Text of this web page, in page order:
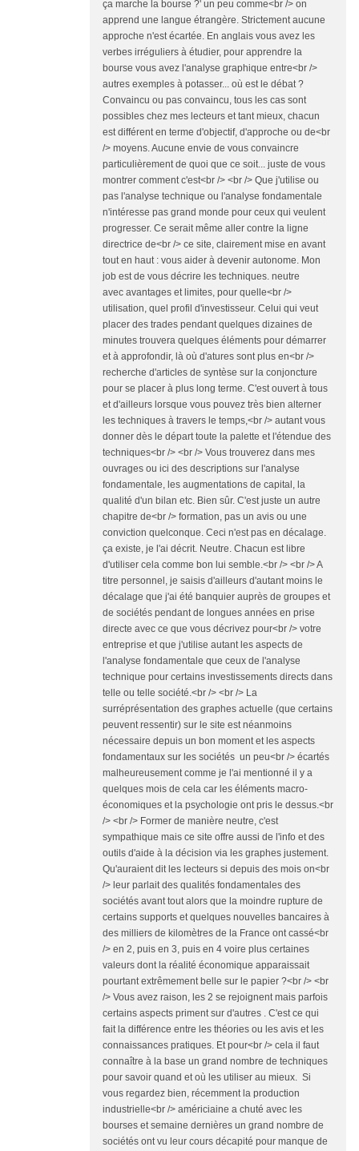
ça marche la bourse ?' un peu comme<br /> on
apprend une langue étrangère. Strictement aucune
approche n'est écartée. En anglais vous avez les
verbes irréguliers à étudier, pour apprendre la
bourse vous avez l'analyse graphique entre<br />
autres exemples à potasser... où est le débat ?
Convaincu ou pas convaincu, tous les cas sont
possibles chez mes lecteurs et tant mieux, chacun
est différent en terme d'objectif, d'approche ou de<br
/> moyens. Aucune envie de vous convaincre
particulièrement de quoi que ce soit... juste de vous
montrer comment c'est<br /> <br /> Que j'utilise ou
pas l'analyse technique ou l'analyse fondamentale
n'intéresse pas grand monde pour ceux qui veulent
progresser. Ce serait même aller contre la ligne
directrice de<br /> ce site, clairement mise en avant
tout en haut : vous aider à devenir autonome. Mon
job est de vous décrire les techniques. neutre
avec avantages et limites, pour quelle<br />
utilisation, quel profil d'investisseur. Celui qui veut
placer des trades pendant quelques dizaines de
minutes trouvera quelques éléments pour démarrer
et à approfondir, là où d'atures sont plus en<br />
recherche d'articles de syntèse sur la conjoncture
pour se placer à plus long terme. C'est ouvert à tous
et d'ailleurs lorsque vous pouvez très bien alterner
les techniques à travers le temps,<br /> autant vous
donner dès le départ toute la palette et l'étendue des
techniques<br /> <br /> Vous trouverez dans mes
ouvrages ou ici des descriptions sur l'analyse
fondamentale, les augmentations de capital, la
qualité d'un bilan etc. Bien sûr. C'est juste un autre
chapitre de<br /> formation, pas un avis ou une
conviction quelconque. Ceci n'est pas en décalage.
ça existe, je l'ai décrit. Neutre. Chacun est libre
d'utiliser cela comme bon lui semble.<br /> <br /> A
titre personnel, je saisis d'ailleurs d'autant moins le
décalage que j'ai été banquier auprès de groupes et
de sociétés pendant de longues années en prise
directe avec ce que vous décrivez pour<br /> votre
entreprise et que j'utilise autant les aspects de
l'analyse fondamentale que ceux de l'analyse
technique pour certains investissements directs dans
telle ou telle société.<br /> <br /> La
surréprésentation des graphes actuelle (que certains
peuvent ressentir) sur le site est néanmoins
nécessaire depuis un bon moment et les aspects
fondamentaux sur les sociétés un peu<br /> écartés
malheureusement comme je l'ai mentionné il y a
quelques mois de cela car les éléments macro-
économiques et la psychologie ont pris le dessus.<br
/> <br /> Former de manière neutre, c'est
sympathique mais ce site offre aussi de l'info et des
outils d'aide à la décision via les graphes justement.
Qu'auraient dit les lecteurs si depuis des mois on<br
/> leur parlait des qualités fondamentales des
sociétés avant tout alors que la moindre rupture de
certains supports et quelques nouvelles bancaires à
des milliers de kilomètres de la France ont cassé<br
/> en 2, puis en 3, puis en 4 voire plus certaines
valeurs dont la réalité économique apparaissait
pourtant extrêmement belle sur le papier ?<br /> <br
/> Vous avez raison, les 2 se rejoignent mais parfois
certains aspects priment sur d'autres . C'est ce qui
fait la différence entre les théories ou les avis et les
connaissances pratiques. Et pour<br /> cela il faut
connaître à la base un grand nombre de techniques
pour savoir quand et où les utiliser au mieux. Si
vous regardez bien, récemment la production
industrielle<br /> américiaine a chuté avec les
bourses et semaine dernières un grand nombre de
sociétés ont vu leur cours décapité pour manque de